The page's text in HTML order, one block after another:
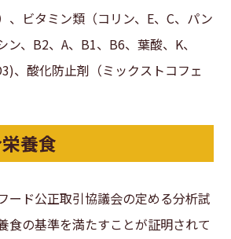
、ビタミン類（コリン、E、C、パン
ン、B2、A、B1、B6、葉酸、K、
、酸化防止剤（ミックストコフェ
養食
ード公正取引協議会の定める分析試
食の基準を満たすことが証明されて